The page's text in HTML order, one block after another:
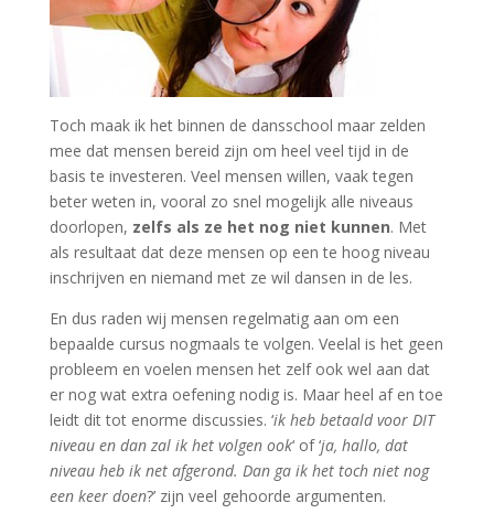
Toch maak ik het binnen de dansschool maar zelden
mee dat mensen bereid zijn om heel veel tijd in de
basis te investeren. Veel mensen willen, vaak tegen
beter weten in, vooral zo snel mogelijk alle niveaus
doorlopen, zelfs als ze het nog niet kunnen. Met
als resultaat dat deze mensen op een te hoog niveau
inschrijven en niemand met ze wil dansen in de les.
En dus raden wij mensen regelmatig aan om een
bepaalde cursus nogmaals te volgen. Veelal is het geen
probleem en voelen mensen het zelf ook wel aan dat
er nog wat extra oefening nodig is. Maar heel af en toe
leidt dit tot enorme discussies. ‘ik heb betaald voor DIT
niveau en dan zal ik het volgen ook‘ of ‘ja, hallo, dat
niveau heb ik net afgerond. Dan ga ik het toch niet nog
een keer doen?’ zijn veel gehoorde argumenten.